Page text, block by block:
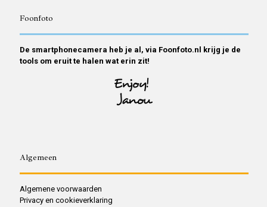
Foonfoto
De smartphonecamera heb je al, via Foonfoto.nl krijg je de
tools om eruit te halen wat erin zit!
Algemeen
Algemene voorwaarden
Privacy en cookieverklaring